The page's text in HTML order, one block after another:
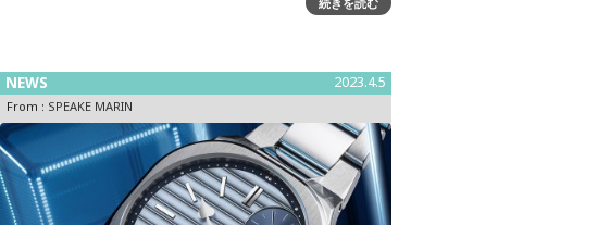
NEWS 2023.4.5
From : SPEAKE MARIN